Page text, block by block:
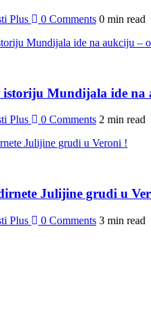
Plus 0 Comments 0 min read
Mundijala ide na
Plus 0 Comments 2 min read
Julijine grudi u
Plus 0 Comments 3 min read